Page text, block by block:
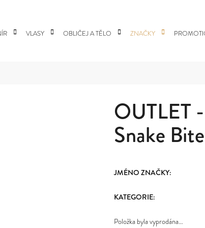
VLASY OBLIČEJ A TĚLO ZNAČKY
OUTLET
Snake
JMÉNO ZNAČKY:
KATEGORIE:
Položka byla vyprodána…
HLEDAT